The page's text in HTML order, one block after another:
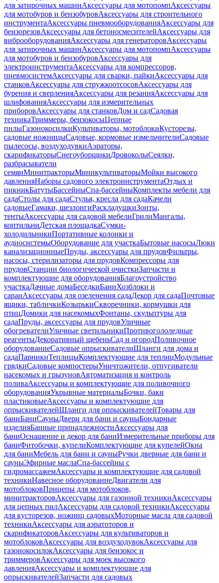
для затирочных машинАксессуары для мотопомпАксессуары
для мотобуров и бензобуровАксессуары для строительного
инструментаАксессуары пневмооборудованияАксессуары для
бензорезовАксессуары для бетоносмесителейАксессуары для
виброоборудованияАксессуары для генераторовАксессуары
для затирочных машинАксессуары для мотопомпАксессуары
для мотобуров и бензобуровАксессуары для
электроинструментаАксессуары для компрессоров,
пневмосистемАксессуары для сварки, пайкиАксессуары для
станковАксессуары для стружкоотсосовАксессуары для
бурения и сверленияАксессуары для резанияАксессуары для
шлифованияАксессуары для измерительных
приборовАксессуары для станковДом и садСадовая
техникаТриммеры, бензокосыЦепные
пилыГазонокосилкиКультиваторы, мотоблокиКусторезы,
садовые ножницыСадовые, кормовые измельчителиСадовые
пылесосы, воздуходувкиАэраторы,
скарификаторыСнегоуборщикиДровоколыСеялки,
разбрасыватели
семянМинитракторыМиникультиваторыМойки высокого
давленияНаборы садового электроинструментаОтдых и
пикникБатутыБассейныСпа-бассейныКомплекты мебели для
садаСтолы для садаСтулья, кресла для садаКачели
садовыеГамаки, шезлонгиРаскладушкиЗонты,
тентыАксессуары для садовой мебелиГрилиМангалы,
коптильниДетская площадкаСумки-
холодильникиПортативные колонки и
аудиосистемыОборудование для участкаБытовые насосыЛюки
канализационныеПруды, аксессуары для прудовФильтры,
насосы, стерилизаторы для прудовКомпрессоры для
прудовСтанции биологической очисткиЗапчасти и
комплектующие для оборудованияБлагоустройство
участкаДачные домаБеседкиБаниХозблоки и
сараиАксессуары для озеленения садаДекор для садаПочтовые
ящики, табличкиКозырькиСкворечники, кормушки для
птицДомики для насекомыхФонтаны, скульптуры для
садаПруды, аксессуары для прудовУличные
обогревателиУличные светильникиПротивогололедные
реагентыДекоративный щебеньСад и огородПоливочное
оборудованиеСадовые опрыскивателиШланги для дома и
садаПарникиТеплицыКомплектующие для теплицМодульные
грядкиСадовые компостерыУничтожители, отпугиватели
насекомых и грызуновАвтоматизация и контроль
поливаАксессуары и комплектующие для поливочного
оборудованияУкрывные материалыБочки, баки
пластиковыеАксессуары и комплектующие для
опрыскивателейШланги для опрыскивателейТовары для
баниБаниСауныДвери для бани и сауныБондарные
изделияБанные принадлежностиАксессуары для
баниОснащение и декор для баниИзмерительные приборы для
баниФитобочки, купелиКомплектующие для купелейОкна
для баниМебель для бани и сауныРучки дверные для бани и
сауныЭфирные маслаСпа-бассейны с
гидромассажемАксессуары и комплектующие для садовой
техникиНавесное оборудованиеДвигатели для
мотоблоковПрицепы для мотоблоков,
минитракторовАксессуары для газонной техникиАксессуары
для цепных пилАксессуары для садовой техникиАксессуары
для кусторезов, ножниц садовыхМоторные масла для садовой
техникиАксессуары для аэратоторов и
скарификаторовАксессуары для культиваторов и
мотоблоковАксессуары для воздуходувокАксессуары для
газонокосилокАксессуары для бензокос и
триммеровАксессуары для моек высокого
давленияАксессуары и комплектующие для
опрыскивателейЗапчасти для садовых